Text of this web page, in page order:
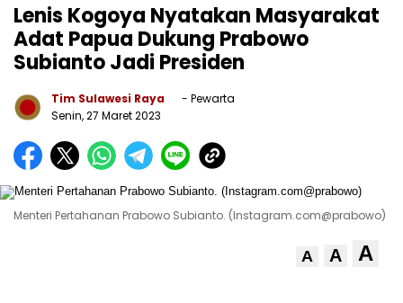
Lenis Kogoya Nyatakan Masyarakat
Adat Papua Dukung Prabowo
Subianto Jadi Presiden
Tim Sulawesi Raya
- Pewarta
Senin, 27 Maret 2023
Menteri Pertahanan Prabowo Subianto. (Instagram.com@prabowo)
A A A